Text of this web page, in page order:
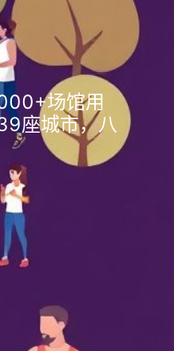
场馆用
座城市，八